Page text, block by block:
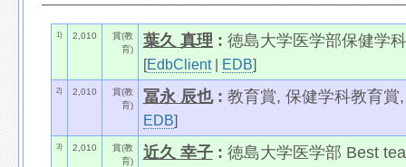
1) 2,010
賞(教
育)
葉久 真理 : 徳島大学医学部保健学
[EdbClient| EDB]
2) 2,010
賞(教
育)
冨永 辰也: 教育賞, 保健学科教育
EDB]
3) 2,010
賞(教
育)
近久 幸子: 徳島大学医学部 Best